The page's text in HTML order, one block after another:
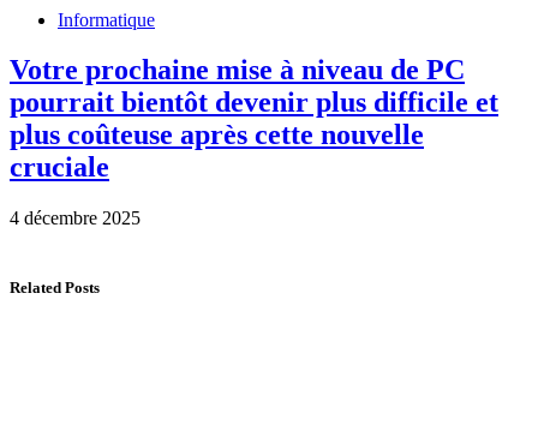
Informatique
Votre prochaine mise à niveau de PC
pourrait bientôt devenir plus difficile et
plus coûteuse après cette nouvelle
cruciale
4 décembre 2025
Related Posts